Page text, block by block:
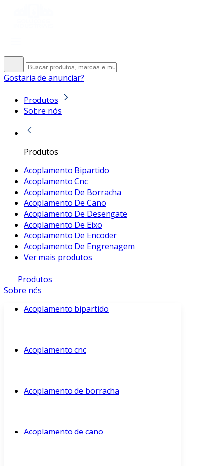
Gostaria de anunciar?
Produtos
Sobre nós
Produtos
Acoplamento Bipartido
Acoplamento Cnc
Acoplamento De Borracha
Acoplamento De Cano
Acoplamento De Desengate
Acoplamento De Eixo
Acoplamento De Encoder
Acoplamento De Engrenagem
Ver mais produtos
Produtos
Sobre nós
Acoplamento bipartido
Acoplamento cnc
Acoplamento de borracha
Acoplamento de cano